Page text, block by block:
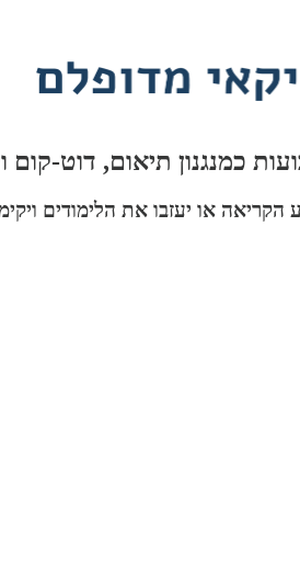
או יעזבו את הלימודים